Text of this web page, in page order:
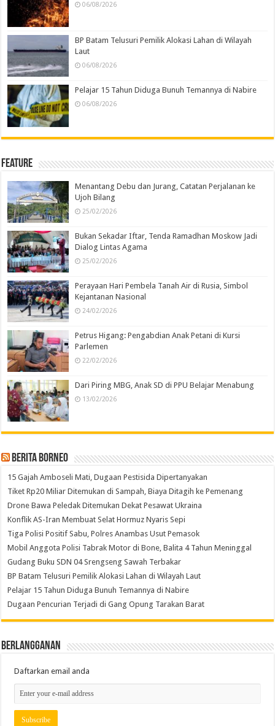
06/08/2026
BP Batam Telusuri Pemilik Alokasi Lahan di Wilayah
Laut
06/08/2026
Pelajar 15 Tahun Diduga Bunuh Temannya di Nabire
06/08/2026
Feature
Menantang Debu dan Jurang, Catatan Perjalanan ke
Ujoh Bilang
25/02/2026
Bukan Sekadar Iftar, Tenda Ramadhan Moskow Jadi
Dialog Lintas Agama
25/02/2026
Perayaan Hari Pembela Tanah Air di Rusia, Simbol
Kejantanan Nasional
24/02/2026
Petrus Higang: Pengabdian Anak Petani di Kursi
Parlemen
22/02/2026
Dari Piring MBG, Anak SD di PPU Belajar Menabung
13/02/2026
Berita Borneo
15 Gajah Amboseli Mati, Dugaan Pestisida Dipertanyakan
Tiket Rp20 Miliar Ditemukan di Sampah, Biaya Ditagih ke Pemenang
Drone Bawa Peledak Ditemukan Dekat Pesawat Ukraina
Konflik AS-Iran Membuat Selat Hormuz Nyaris Sepi
Tiga Polisi Positif Sabu, Polres Anambas Usut Pemasok
Mobil Anggota Polisi Tabrak Motor di Bone, Balita 4 Tahun Meninggal
Gudang Buku SDN 04 Srengseng Sawah Terbakar
BP Batam Telusuri Pemilik Alokasi Lahan di Wilayah Laut
Pelajar 15 Tahun Diduga Bunuh Temannya di Nabire
Dugaan Pencurian Terjadi di Gang Opung Tarakan Barat
Berlangganan
Daftarkan email anda